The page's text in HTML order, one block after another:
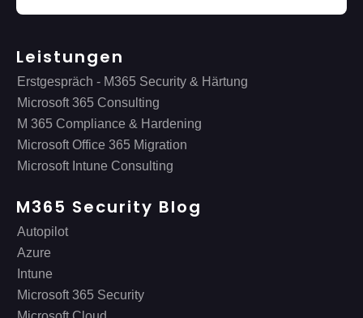
Leistungen
Erstgespräch - M365 Security & Härtung
Microsoft 365 Consulting
M 365 Compliance & Hardening
Microsoft Office 365 Migration
Microsoft Intune Consulting
M365 Security Blog
Autopilot
Azure
Intune
Microsoft 365 Security